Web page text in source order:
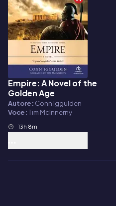
Audiolibro
Empire: A Novel of the
Golden Age
Autore: Conn Iggulden
Voce:Tim McInnerny
13h 8m